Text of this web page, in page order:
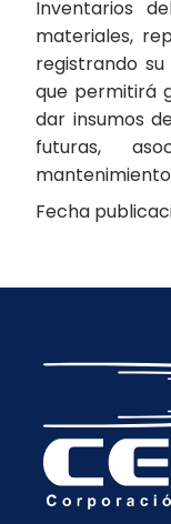
Inventarios
materiales,
registrando
que permitirá
dar insumos
futuras,
Fecha